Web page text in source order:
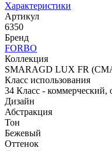
Характеристики
Артикул
6350
Бренд
FORBO
Коллекция
SMARAGD LUX FR
Класс использования
34 Класс - коммерческий,
Дизайн
Абстракция
Тон
Бежевый
Оттенок